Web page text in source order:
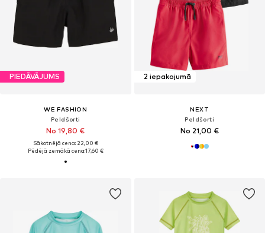
PIEDĀVĀJUMS
WE FASHION
Peldšorti
No 19,80 €
Sākotnējā cena: 22,00 €
Pēdējā zemākā cena:17,60 €
2 iepakojumā
NEXT
Peldšorti
No 21,00 €